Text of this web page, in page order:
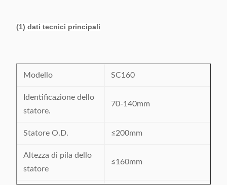
(1) dati tecnici principali
Modello SC160
Identificazione dello
statore.
70-140mm
Statore O.D. ≤200mm
Altezza di pila dello
statore
≤160mm